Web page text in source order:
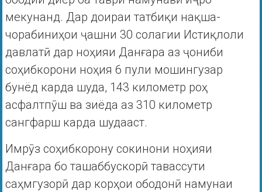
мекунанд. Дар доираи татбиқи нақша-
чорабиниҳои ҷашни 30 солагии Истиқлоли
давлатӣ дар ноҳияи Данғара аз ҷониби
соҳибкорони ноҳия 6 пули мошингузар
бунёд карда шуда, 143 километр роҳ
асфалтпӯш ва зиёда аз 310 километр
сангфарш карда шудааст.
Имрӯз соҳибкорону сокинони ноҳияи
Данғара бо ташаббускорӣ тавассути
саҳмгузорӣ дар корҳои ободонӣ намунаи